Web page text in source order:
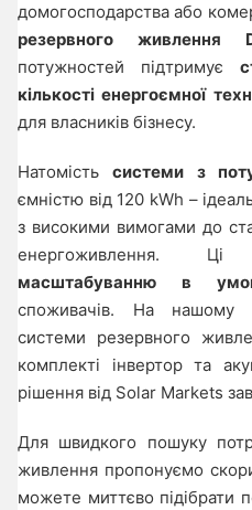
домогосподарства або
резервного живлення
потужностей підтримує
кількості енергоємної
для власників бізнесу.
Натомістьсистеми з
ємністю від 120 kWh –
з високими вимогами до
енергоживлення. Ці
масштабуванню в
споживачів. На нашому
системи резервного
комплекті інвертор та
рішення від Solar Markets
Для швидкого пошуку
живлення пропонуємо
можете миттєво підібрати